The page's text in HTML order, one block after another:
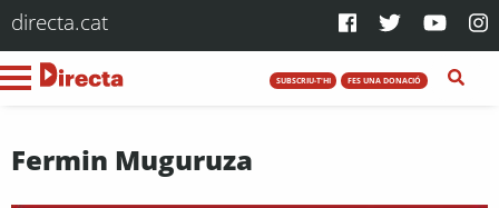
directa.cat
SUBSCRIU-T'HI FES UNA DONACIÓ
Fermin Muguruza